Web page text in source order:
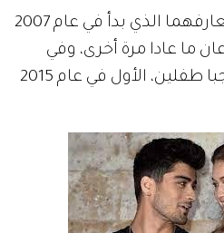
بعد مرور 4 سنوات من تعارفهما الذي بدأ في عام 2007
ما عادا مرة أخرى، وفي
نهاية عام 2011 تزوجا وأنجبا طفلين، الأول في عام 2015